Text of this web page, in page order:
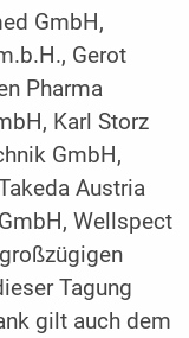
GmbH,
Gerot
Pharma
Karl Storz
GmbH,
Austria
Wellspect
Tagung
gilt auch dem